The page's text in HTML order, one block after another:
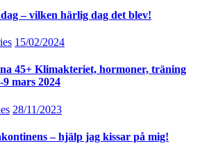
– vilken härlig dag det blev!
15/02/2024
45+ Klimakteriet, hormoner, träning
9 mars 2024
28/11/2023
– hjälp jag kissar på mig!